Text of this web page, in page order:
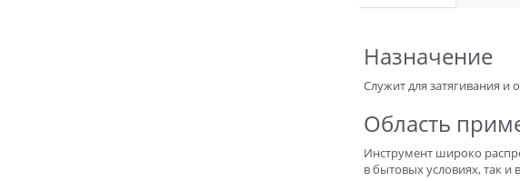
Назначение
Служит для затягивания
Область
Инструмент широко
в бытовых условиях, так и